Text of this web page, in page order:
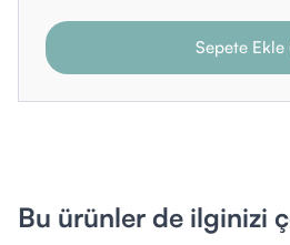
Sepete Ekle
Bu ürünler de ilginizi